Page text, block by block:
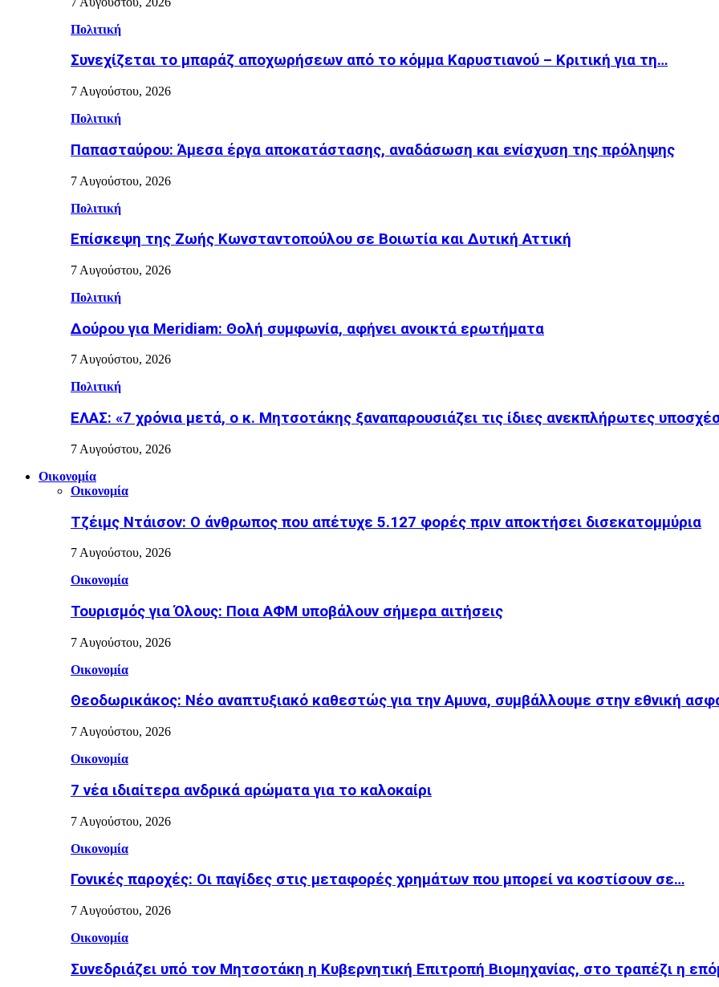
Πολιτική
Συνεχίζεται το μπαράζ αποχωρήσεων από το κόμμα Καρυστιανού – Κριτική για τη…
7 Αυγούστου, 2026
Πολιτική
Παπασταύρου: Άμεσα έργα αποκατάστασης, αναδάσωση και ενίσχυση της πρόληψης
7 Αυγούστου, 2026
Πολιτική
Επίσκεψη της Ζωής Κωνσταντοπούλου σε Βοιωτία και Δυτική Αττική
7 Αυγούστου, 2026
Πολιτική
Δούρου για Meridiam: Θολή συμφωνία, αφήνει ανοικτά ερωτήματα
7 Αυγούστου, 2026
Πολιτική
ΕΛΑΣ: «7 χρόνια μετά, ο κ. Μητσοτάκης ξαναπαρουσιάζει τις ίδιες ανεκπλήρωτες
7 Αυγούστου, 2026
Οικονομία
Οικονομία
Τζέιμς Ντάισον: Ο άνθρωπος που απέτυχε 5.127 φορές πριν αποκτήσει δισεκατομμύρια
7 Αυγούστου, 2026
Οικονομία
Τουρισμός για Όλους: Ποια ΑΦΜ υποβάλουν σήμερα αιτήσεις
7 Αυγούστου, 2026
Οικονομία
Θεοδωρικάκος: Νέο αναπτυξιακό καθεστώς για την Αμυνα, συμβάλλουμε στην εθνική
7 Αυγούστου, 2026
Οικονομία
7 νέα ιδιαίτερα ανδρικά αρώματα για το καλοκαίρι
7 Αυγούστου, 2026
Οικονομία
Γονικές παροχές: Οι παγίδες στις μεταφορές χρημάτων που μπορεί να κοστίσουν σε…
7 Αυγούστου, 2026
Οικονομία
Συνεδριάζει υπό τον Μητσοτάκη η Κυβερνητική Επιτροπή Βιομηχανίας, στο τραπέζι η